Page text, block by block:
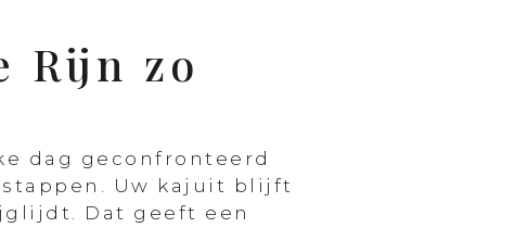
Rijn zo
dag geconfronteerd
Uw kajuit blijft
Dat geeft een